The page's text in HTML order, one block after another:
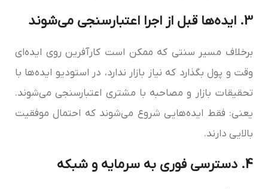
3. ایده‌ها قبل از اجرا اعتبارسنجی می‌شوند
برخلاف مسیر سنتی که ممکن است کارآفرین روی ایده‌ای
وقت و پول بگذارد که نیاز بازار ندارد، در استودیو ایده‌ها با
تحقیقات بازار و مصاحبه با مشتری اعتبارسنجی می‌شوند.
یعنی: فقط ایده‌هایی شروع می‌شوند که احتمال موفقیت
بالایی دارند.
4. دسترسی فوری به سرمایه و شبکه